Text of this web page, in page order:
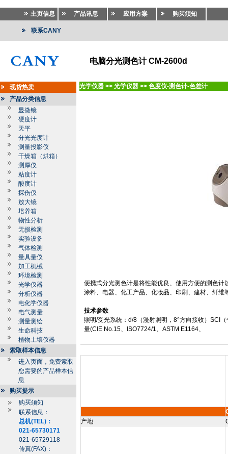
主页信息 产品讯息 应用方案 购买须知
联系CANY
电脑分光测色计 CM-2600d
现货热卖
产品分类信息
显微镜
硬度计
天平
分光光度计
测量投影仪
干燥箱（烘箱）
测厚仪
粘度计
酸度计
探伤仪
放大镜
培养箱
物性分析
无损检测
实验设备
气体检测
量具量仪
加工机械
环境检测
光学仪器
分析仪器
电化学仪器
电气测量
测量测绘
生命科技
植物土壤仪器
索取样本信息
进入页面，免费索取
您需要的产品样本信
息
购买提示
购买须知
联系信息：
总机(TEL)：
021-65730171
021-65729118
传真(FAX)：
光学仪器 >> 光学仪器 >> 色度仪-测色计-色差计
便携式分光测色计是将性能优良、使用方便的测色
涂料、电器、化工产品、化妆品、印刷、建材、纤维
技术参数
照明/受光系统：d/8 （漫射照明，8°方向接收）SCI
量(CIE No.15、 ISO7724/1、ASTM E1164、
产地